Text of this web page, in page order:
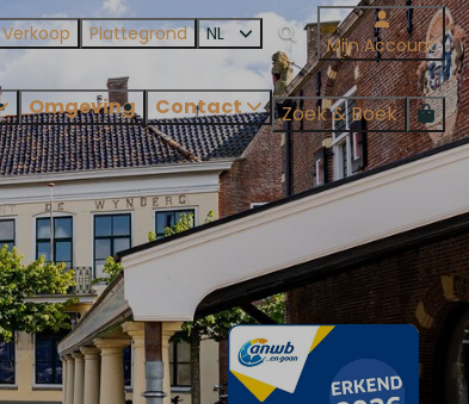
Verkoop Plattegrond NL Mijn Account
Omgeving Contact Zoek & Boek